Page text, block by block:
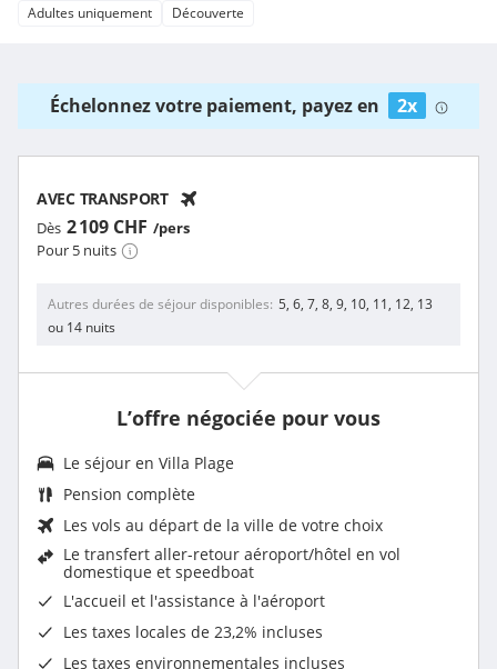
Adultes uniquement Découverte
Échelonnez votre paiement, payez en 2x
AVEC TRANSPORT
Dès 2 109 CHF /pers
Pour 5 nuits
Autres durées de séjour disponibles 5, 6, 7, 8, 9, 10, 11, 12, 13
ou 14 nuits
L’offre négociée pour vous
Le séjour en Villa Plage
Pension complète
Les vols au départ de la ville de votre choix
Le transfert aller-retour aéroport/hôtel en vol
domestique et speedboat
L'accueil et l'assistance à l'aéroport
Les taxes locales de 23,2% incluses
Les taxes environnementales incluses